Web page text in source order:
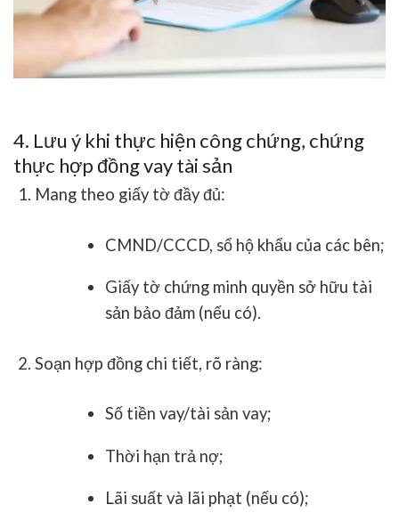
4. Lưu ý khi thực hiện công chứng, chứng
thực hợp đồng vay tài sản
Mang theo giấy tờ đầy đủ:
CMND/CCCD, sổ hộ khẩu của các bên;
Giấy tờ chứng minh quyền sở hữu tài
sản bảo đảm (nếu có).
Soạn hợp đồng chi tiết, rõ ràng:
Số tiền vay/tài sản vay;
Thời hạn trả nợ;
Lãi suất và lãi phạt (nếu có);